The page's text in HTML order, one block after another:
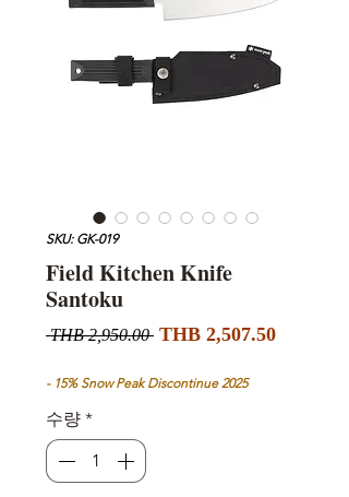
SKU: GK-019
Field Kitchen Knife
Santoku
THB 2,950.00 일
가
THB 2,507.50할
- 15% Snow Peak Discontinue 2025
수량 *